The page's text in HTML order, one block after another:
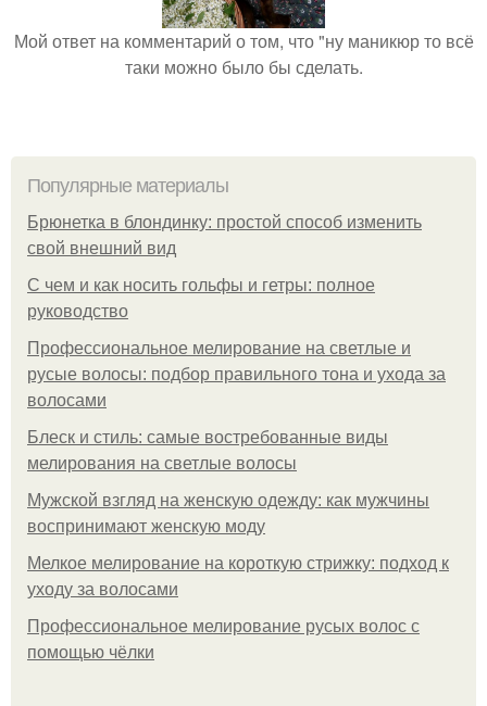
Мой ответ на комментарий о том, что "ну маникюр то всё
таки можно было бы сделать.
Популярные материалы
Брюнетка в блондинку: простой способ изменить
свой внешний вид
С чем и как носить гольфы и гетры: полное
руководство
Профессиональное мелирование на светлые и
русые волосы: подбор правильного тона и ухода за
волосами
Блеск и стиль: самые востребованные виды
мелирования на светлые волосы
Мужской взгляд на женскую одежду: как мужчины
воспринимают женскую моду
Мелкое мелирование на короткую стрижку: подход к
уходу за волосами
Профессиональное мелирование русых волос с
помощью чёлки